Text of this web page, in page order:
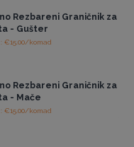
Rezbareni Graničnik za
- Gušter
: €15.00/komad
Rezbareni Graničnik za
- Mače
: €15.00/komad